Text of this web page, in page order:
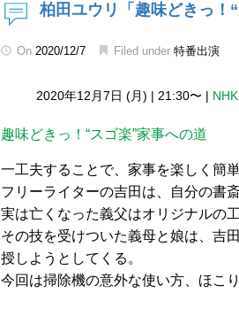
柏田ユウリ「趣味どきっ！
On 2020/12/7 Filed under 特番出演
2020年12月7日 (月) | 21:30〜 |
趣味どきっ！“スゴ楽”家事への道
一工夫することで、家事を楽しく簡
フリーライターの吉田は、自分の書
実は亡くなった義父はオリジナルの
その技を受けついた義母と娘は、吉
授しようとしてくる。
今回は掃除機の意外な使い方、ほこ